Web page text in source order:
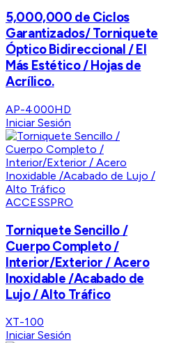
5,000,000 de Ciclos
Garantizados/ Torniquete
Óptico Bidireccional / El
Más Estético / Hojas de
Acrílico.
AP-4000HD
Iniciar Sesión
ACCESSPRO
Torniquete Sencillo /
Cuerpo Completo /
Interior/Exterior / Acero
Inoxidable /Acabado de
Lujo / Alto Tráfico
XT-100
Iniciar Sesión